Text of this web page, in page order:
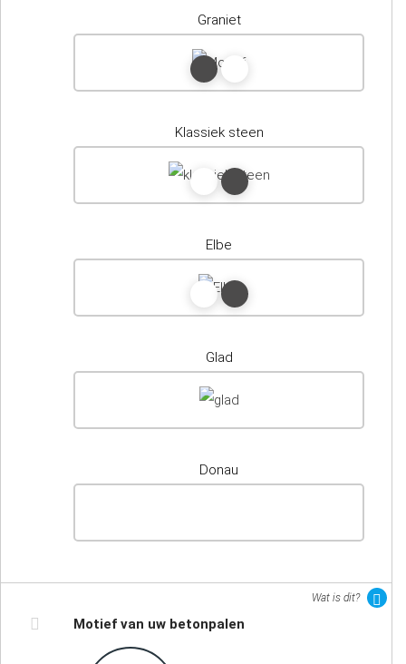
Graniet
Klassiek steen
Elbe
Glad
Donau
Wat is dit?
Motief van uw betonpalen